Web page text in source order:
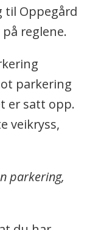
til Oppegård
reglene.
parkering
er satt opp.
veikryss,
parkering,